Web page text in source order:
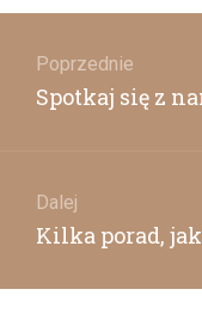
oknie)w się
wpisu
Poprzednie
Poprzedni
Spotkaj się z
Dalej
Następny
Kilka porad,